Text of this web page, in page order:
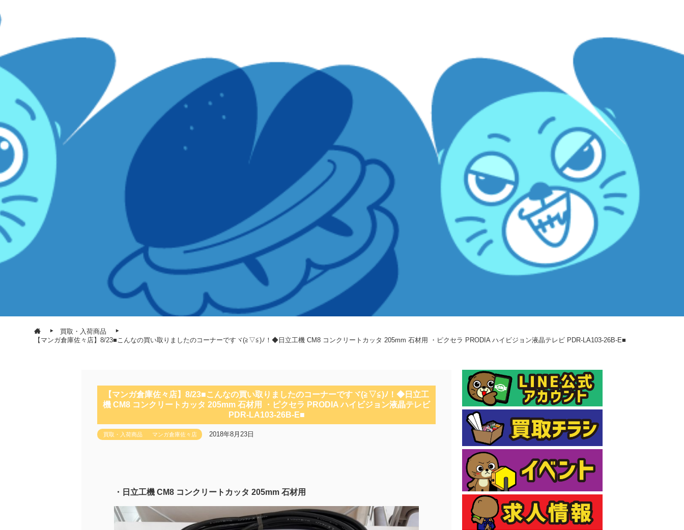
買取・入荷商品
【マンガ倉庫佐々店】8/23■こんなの買い取りましたのコーナーですヾ(≧▽≦)ﾉ！◆日立工機 CM8 コンクリートカッタ 205mm 石材用 ・ピクセラ PRODIA ハイビジョン液晶テレビ PDR-LA103-26B-E■
【マンガ倉庫佐々店】8/23■こんなの買い取りましたのコーナーですヾ(≧▽≦)ﾉ！◆日立工
機 CM8 コンクリートカッタ 205mm 石材用 ・ピクセラ PRODIA ハイビジョン液晶テレビ
PDR-LA103-26B-E■
買取・入荷商品 マンガ倉庫佐々店 2018年8月23日
・日立工機 CM8 コンクリートカッタ 205mm 石材用